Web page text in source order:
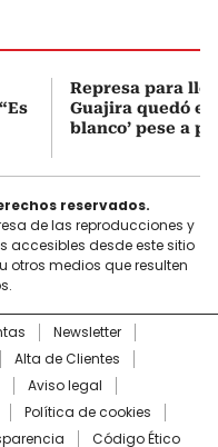
Represa para
Guajira quedó en
blanco’ pese a
reservados.
de las reproducciones y
accesibles desde este sitio
otros medios que resulten
Newsletter
Alta de Clientes
Aviso legal
Política de cookies
Código Ético